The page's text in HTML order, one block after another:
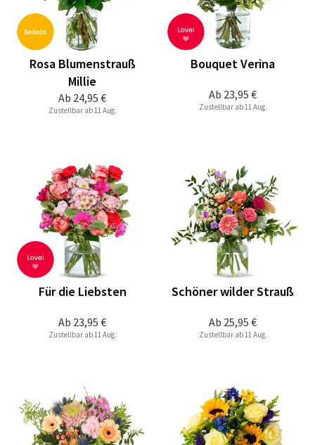
Ab 24,95 €
Rosa Blumenstrauß
Millie
Zustellbar ab 11 Aug.
Ab 23,95 €
Bouquet Verina
Zustellbar ab 11 Aug.
Ab 23,95 €
Für die Liebsten
Zustellbar ab 11 Aug.
Ab 25,95 €
Schöner wilder Strauß
Zustellbar ab 11 Aug.